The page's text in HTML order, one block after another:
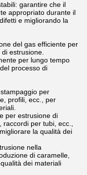
garantire che il
appropriato durante il
e migliorando la
del gas efficiente per
estrusione.
per lungo tempo
processo di
per
profili, ecc., per
per estrusione di
per tubi, ecc.,
la qualità dei
nella
di caramelle,
dei materiali